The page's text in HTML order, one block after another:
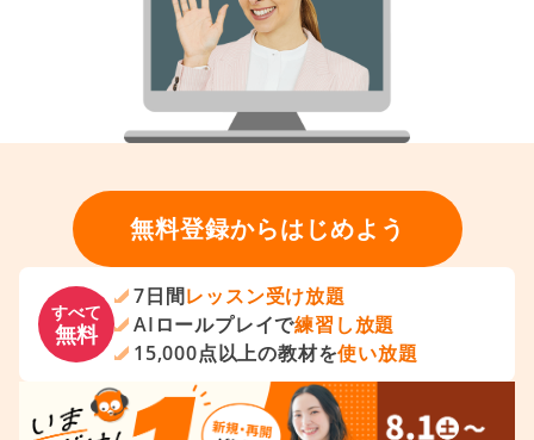
無料登録からはじめよう
すべて
無料
7日間レッスン受け放題
AIロールプレイで練習し放題
15,000点以上の教材を使い放題